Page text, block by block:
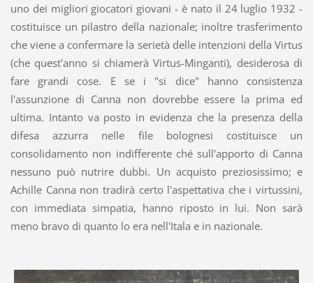
uno dei migliori giocatori giovani - è nato il 24 luglio 1932 -
costituisce un pilastro della nazionale; inoltre trasferimento
che viene a confermare la serietà delle intenzioni della Virtus
(che quest'anno si chiamerà Virtus-Minganti), desiderosa di
fare grandi cose. E se i "si dice" hanno consistenza
l'assunzione di Canna non dovrebbe essere la prima ed
ultima. Intanto va posto in evidenza che la presenza della
difesa azzurra nelle file bolognesi costituisce un
consolidamento non indifferente ché sull'apporto di Canna
nessuno può nutrire dubbi. Un acquisto preziosissimo; e
Achille Canna non tradirà certo l'aspettativa che i virtussini,
con immediata simpatia, hanno riposto in lui. Non sarà
meno bravo di quanto lo era nell'Itala e in nazionale.